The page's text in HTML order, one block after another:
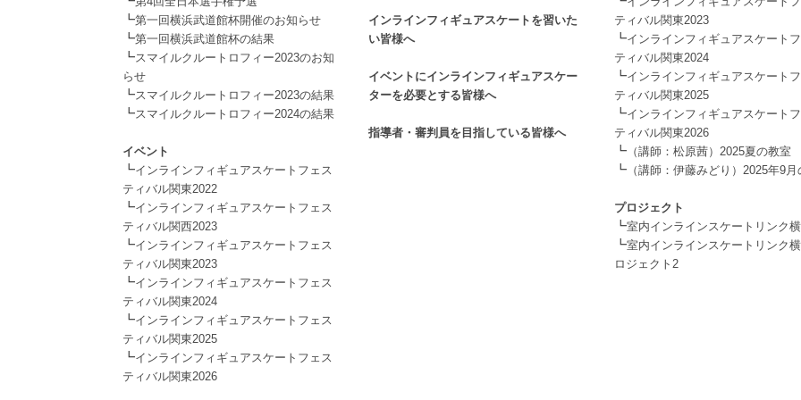
┗第一回横浜武道館杯開催のお知らせ
┗第一回横浜武道館杯の結果
┗スマイルクルートロフィー2023のお知
らせ
┗スマイルクルートロフィー2023の結果
┗スマイルクルートロフィー2024の結果
イベント
┗インラインフィギュアスケートフェス
ティバル関東2022
┗インラインフィギュアスケートフェス
ティバル関西2023
┗インラインフィギュアスケートフェス
ティバル関東2023
┗インラインフィギュアスケートフェス
ティバル関東2024
┗インラインフィギュアスケートフェス
ティバル関東2025
┗インラインフィギュアスケートフェス
ティバル関東2026
インラインフィギュアスケートを習いた
い皆様へ
イベントにインラインフィギュアスケー
ターを必要とする皆様へ
指導者・審判員を目指している皆様へ
ティバル関東2023
┗インラインフィギュアスケートフ
ティバル関東2024
┗インラインフィギュアスケートフ
ティバル関東2025
┗インラインフィギュアスケートフ
ティバル関東2026
┗ （講師：松原茜）2025夏の教室
┗ （講師：伊藤みどり）2025年9月
プロジェクト
┗室内インラインスケートリンク
┗室内インラインスケートリンク
ロジェクト2